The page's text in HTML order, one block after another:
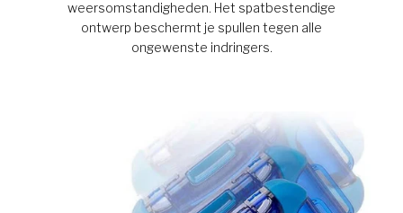
weersomstandigheden. Het spatbestendige
ontwerp beschermt je spullen tegen alle
ongewenste indringers.